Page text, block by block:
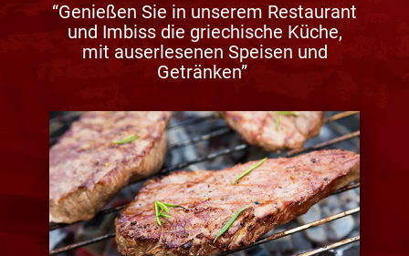
“Genießen Sie in unserem Restaurant
und Imbiss die griechische Küche,
mit auserlesenen Speisen und
Getränken”